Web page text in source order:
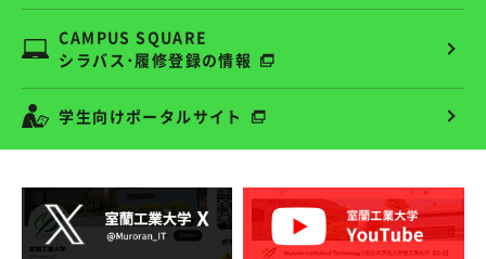
CAMPUS SQUARE
シラバス･履修登録の情報
学生向けポータルサイト